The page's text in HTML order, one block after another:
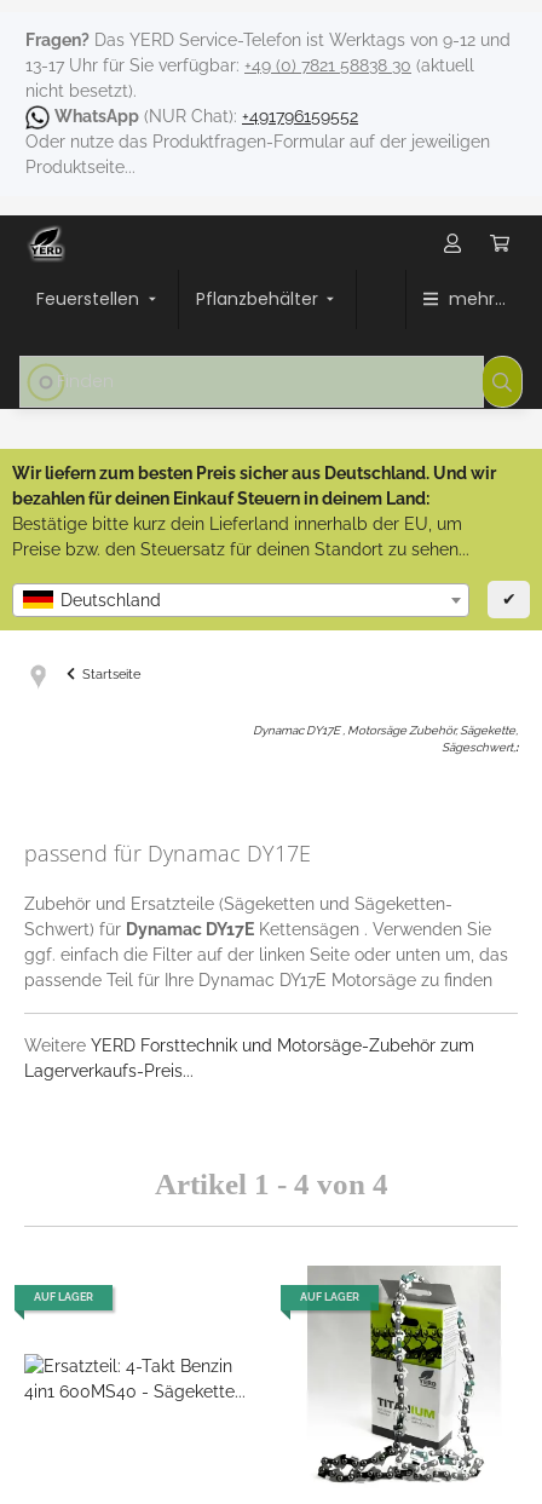
Fragen? Das YERD Service-Telefon ist Werktags von 9-12 und
13-17 Uhr für Sie verfügbar: +49 (0) 7821 58838 30 (aktuell
nicht besetzt).
WhatsApp (NUR Chat): +491796159552
Oder nutze das Produktfragen-Formular auf der jeweiligen
Produktseite...
Feuerstellen Pflanzbehälter mehr...
Wir liefern zum besten Preis sicher aus Deutschland. Und wir
bezahlen für deinen Einkauf Steuern in deinem Land:
Bestätige bitte kurz dein Lieferland innerhalb der EU, um
Preise bzw. den Steuersatz für deinen Standort zu sehen...
Deutschland ✔
Startseite
Dynamac DY17E , Motorsäge Zubehör, Sägekette,
Sägeschwert,:
passend für Dynamac DY17E
Zubehör und Ersatzteile (Sägeketten und Sägeketten-
Schwert) für Dynamac DY17E Kettensägen . Verwenden Sie
ggf. einfach die Filter auf der linken Seite oder unten um, das
passende Teil für Ihre Dynamac DY17E Motorsäge zu finden
Weitere YERD Forsttechnik und Motorsäge-Zubehör zum
Lagerverkaufs-Preis...
Artikel 1 - 4 von 4
AUF LAGER AUF LAGER